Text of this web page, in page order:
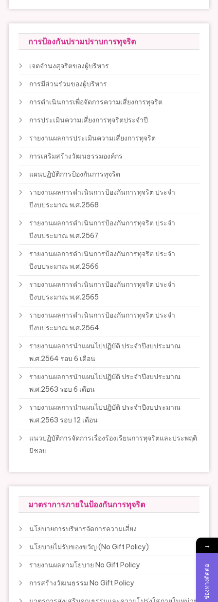
การป้องกันปรามปราบการทุจริต
เจตจำนงสุจริตของผู้บริหาร
การมีส่วนร่วมของผู้บริหาร
การดำเนินการเพื่อจัดการความเสี่ยงการทุจริต
การประเมินความเสี่ยงการทุจริตประจำปี
รายงานผลการประเมินความเสี่ยงการทุจริต
การเสริมสร้างวัฒนธรรมองค์กร
แผนปฏิบัติการป้องกันการทุจริต
รายงานผลการดำเนินการป้องกันการทุจริต ประจำ
ปีงบประมาณ พ.ศ.2568
รายงานผลการดำเนินการป้องกันการทุจริต ประจำ
ปีงบประมาณ พ.ศ.2567
รายงานผลการดำเนินการป้องกันการทุจริต ประจำ
ปีงบประมาณ พ.ศ.2566
รายงานผลการดำเนินการป้องกันการทุจริต ประจำ
ปีงบประมาณ พ.ศ.2565
รายงานผลการดำเนินการป้องกันการทุจริต ประจำ
ปีงบประมาณ พ.ศ.2564
รายงานผลการนำแผนไปปฏิบัติ ประจำปีงบประมาณ
พ.ศ.2564 รอบ 6 เดือน
รายงานผลการนำแผนไปปฏิบัติ ประจำปีงบประมาณ
พ.ศ.2563 รอบ 6 เดือน
รายงานผลการนำแผนไปปฏิบัติ ประจำปีงบประมาณ
พ.ศ.2563 รอบ 12 เดือน
แนวปฏิบัติการจัดการเรื่องร้องเรียนการทุจริตและประพฤติ
มิชอบ
มาตราการภายในป้องกันการทุจริต
นโยบายการบริหารจัดการความเสี่ยง
นโยบายไม่รับของขวัญ (No Gift Policy)
รายงานผลตามโยบาย No Gift Policy
การสร้างวัฒนธรรม No Gift Policy
→
ช่องทางติดต่อ